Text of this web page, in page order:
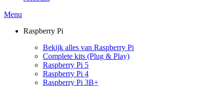
Menu
Raspberry Pi
Bekijk alles van Raspberry Pi
Complete kits (Plug & Play)
Raspberry Pi 5
Raspberry Pi 4
Raspberry Pi 3B+